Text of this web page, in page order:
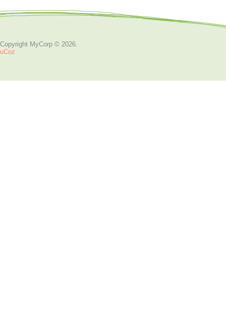
Copyright MyCorp © 2026.
uCoz